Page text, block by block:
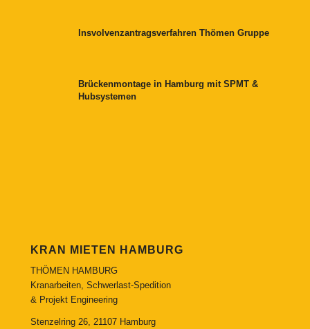
Insvolvenzantragsverfahren Thömen Gruppe
Brückenmontage in Hamburg mit SPMT &
Hubsystemen
KRAN MIETEN HAMBURG
THÖMEN HAMBURG
Kranarbeiten, Schwerlast-Spedition
& Projekt Engineering
Stenzelring 26, 21107 Hamburg